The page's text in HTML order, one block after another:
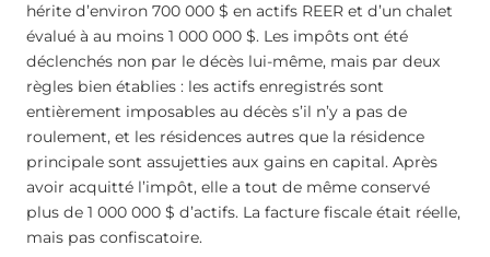
hérite d’environ 700 000 $ en actifs REER et d’un chalet
évalué à au moins 1 000 000 $. Les impôts ont été
déclenchés non par le décès lui-même, mais par deux
règles bien établies : les actifs enregistrés sont
entièrement imposables au décès s’il n’y a pas de
roulement, et les résidences autres que la résidence
principale sont assujetties aux gains en capital. Après
avoir acquitté l’impôt, elle a tout de même conservé
plus de 1 000 000 $ d’actifs. La facture fiscale était réelle,
mais pas confiscatoire.